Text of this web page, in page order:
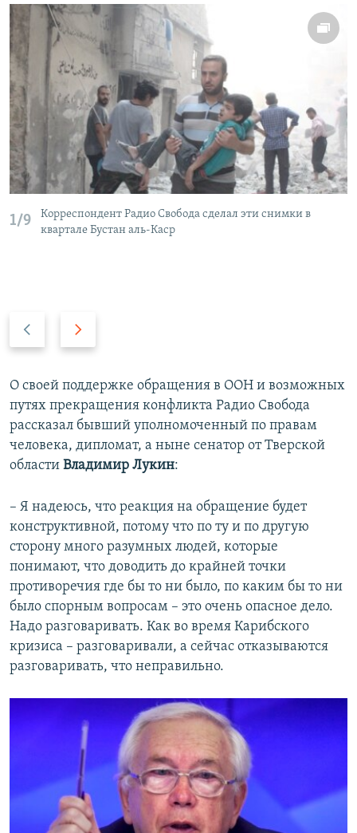
1/9
Корреспондент Радио Свобода сделал эти снимки в
квартале Бустан аль-Каср
д
ы
д
у
щ
с
л
а
й
д
д
у
ю
щ
и
с
л
а
й
д
О своей поддержке обращения в ООН и возможных
путях прекращения конфликта Радио Свобода
рассказал бывший уполномоченный по правам
человека, дипломат, а ныне сенатор от Тверской
области Владимир Лукин:
– Я надеюсь, что реакция на обращение будет
конструктивной, потому что по ту и по другую
сторону много разумных людей, которые
понимают, что доводить до крайней точки
противоречия где бы то ни было, по каким бы то ни
было спорным вопросам – это очень опасное дело.
Надо разговаривать. Как во время Карибского
кризиса – разговаривали, а сейчас отказываются
разговаривать, что неправильно.